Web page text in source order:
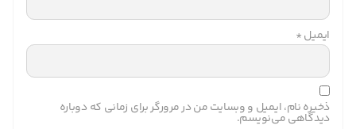
ایمیل*
ذخیره نام، ایمیل و وبسایت من در مرورگر برای زمانی که دوباره
دیدگاهی می‌نویسم.